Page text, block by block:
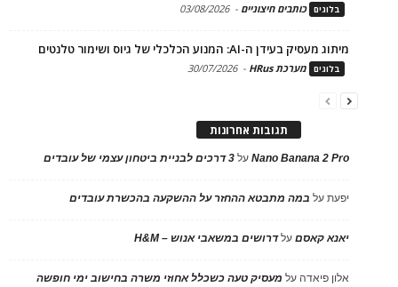
בלוגים כותבים חיצוניים -
03/08/2026
מיתוג מעסיק בעידן ה-AI: המנוע הכלכלי של גיוס ושימור טלנטים
בלוגים מערכת HRus -
30/07/2026
תגובות אחרונות
Nano Banana 2 Proעל 3 דרכים לבניית ביטחון עצמי של עובדים
יפעתעל במה מתבטא ההחזר על ההשקעה בהכשרת עובדים
יאנא קאסםעלדרושים במשאבי אנוש – H&M
אלון פיאדה על מעסיק טעה כשכלל אחוזי משרה בחישוב ימי חופשה